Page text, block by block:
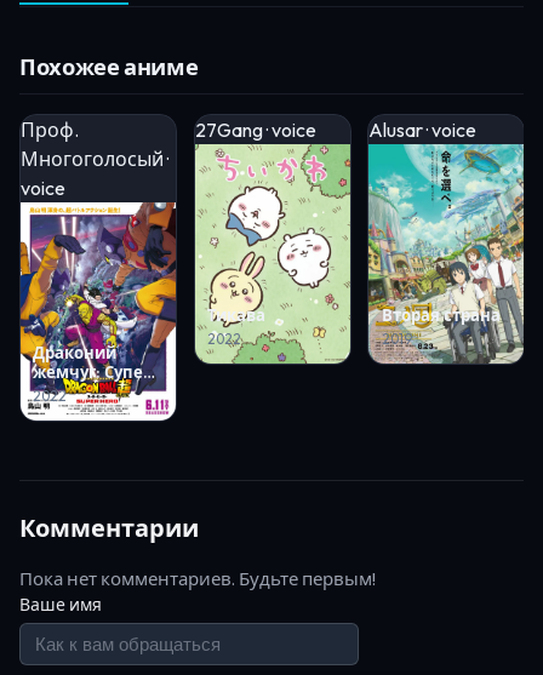
Похожее аниме
Проф.
Многоголосый ·
voice
Драконий
жемчуг: Супер
— супергерой
2022
27Gang · voice
Тикава
2022
Alusar · voice
Вторая страна
2019
Комментарии
Пока нет комментариев. Будьте первым!
Ваше имя